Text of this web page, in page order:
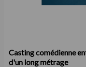
Casting comédienne
d'un long métrage